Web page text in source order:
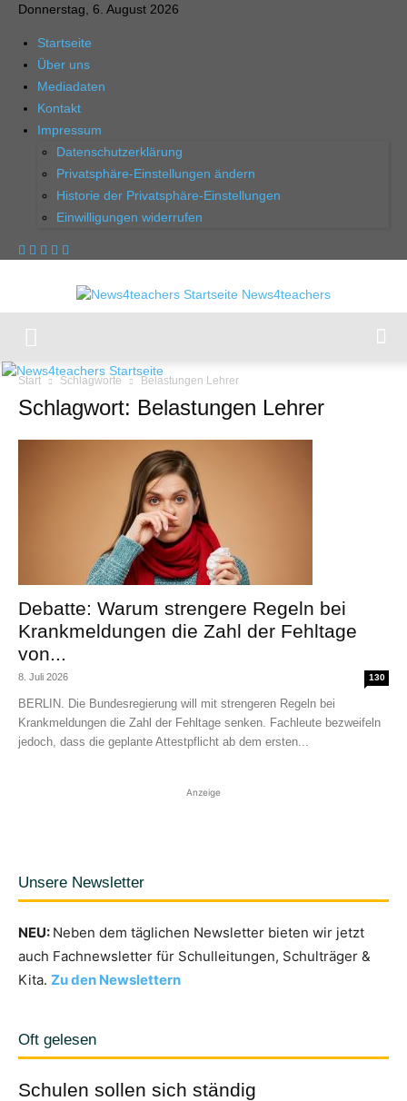
Donnerstag, 6. August 2026
Startseite
Über uns
Mediadaten
Kontakt
Impressum
Datenschutzerklärung
Privatsphäre-Einstellungen ändern
Historie der Privatsphäre-Einstellungen
Einwilligungen widerrufen
News4teachers
Start Schlagworte Belastungen Lehrer
Schlagwort: Belastungen Lehrer
Debatte: Warum strengere Regeln bei
Krankmeldungen die Zahl der Fehltage
von...
8. Juli 2026 130
BERLIN. Die Bundesregierung will mit strengeren Regeln bei
Krankmeldungen die Zahl der Fehltage senken. Fachleute bezweifeln
jedoch, dass die geplante Attestpflicht ab dem ersten...
Anzeige
Unsere Newsletter
NEU: Neben dem täglichen Newsletter bieten wir jetzt
auch Fachnewsletter für Schulleitungen, Schulträger &
Kita. Zu den Newslettern
Oft gelesen
Schulen sollen sich ständig